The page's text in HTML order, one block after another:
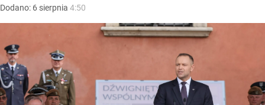
Dodano: 6 sierpnia 4:50